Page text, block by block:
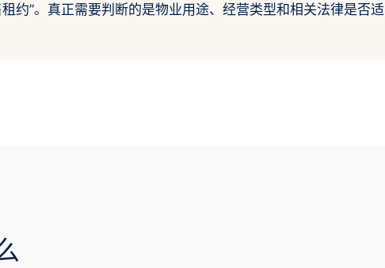
约”。真正需要判断的是物业用途、经营类型和相关法律是否适